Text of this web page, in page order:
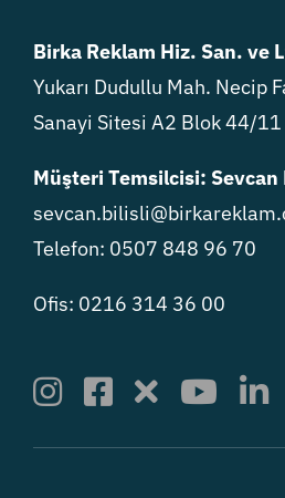
Birka Reklam Hiz. San. ve
Yukarı Dudullu Mah. Necip
Sanayi Sitesi A2 Blok 44/
Müşteri Temsilcisi:
Telefon: 0507 848 96 70
Ofis: 0216 314 36 00